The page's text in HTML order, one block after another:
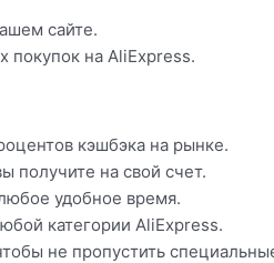
сайте.
покупок на AliExpress.
кэшбэка на рынке.
получите на свой счет.
удобное время.
категории AliExpress.
не пропустить